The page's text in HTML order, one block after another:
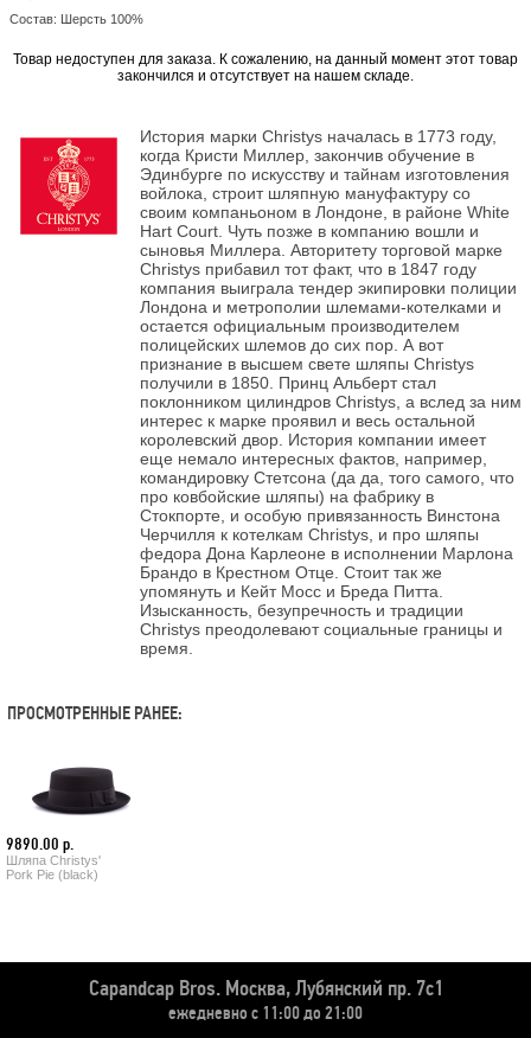
Состав: Шерсть 100%
Товар недоступен для заказа. К сожалению, на данный момент этот товар
закончился и отсутствует на нашем складе.
История марки Christys началась в 1773 году,
когда Кристи Миллер, закончив обучение в
Эдинбурге по искусству и тайнам изготовления
войлока, строит шляпную мануфактуру со
своим компаньоном в Лондоне, в районе White
Hart Court. Чуть позже в компанию вошли и
сыновья Миллера. Авторитету торговой марке
Christys прибавил тот факт, что в 1847 году
компания выиграла тендер экипировки полиции
Лондона и метрополии шлемами-котелками и
остается официальным производителем
полицейских шлемов до сих пор. А вот
признание в высшем свете шляпы Christys
получили в 1850. Принц Альберт стал
поклонником цилиндров Christys, а вслед за ним
интерес к марке проявил и весь остальной
королевский двор. История компании имеет
еще немало интересных фактов, например,
командировку Стетсона (да да, того самого, что
про ковбойские шляпы) на фабрику в
Стокпорте, и особую привязанность Винстона
Черчилля к котелкам Christys, и про шляпы
федора Дона Карлеоне в исполнении Марлона
Брандо в Крестном Отце. Стоит так же
упомянуть и Кейт Мосс и Бреда Питта.
Изысканность, безупречность и традиции
Christys преодолевают социальные границы и
время.
ПРОСМОТРЕННЫЕ РАНЕЕ:
9890.00 р.
Шляпа Christys'
Pork Pie (black)
Capandcap Bros. Москва, Лубянский пр. 7с1
ежедневно с 11:00 до 21:00